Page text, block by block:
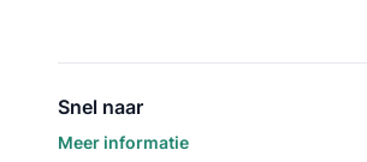
Snel naar
Meer informatie